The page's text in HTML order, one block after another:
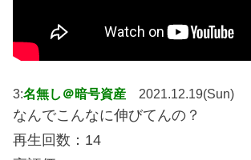
3:名無し＠暗号資産 2021.12.19(Sun)
なんでこんなに伸びてんの？
再生回数：14